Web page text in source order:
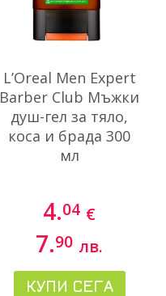
L’Oreal Men Expert
Barber Club Мъжки
душ-гел за тяло,
коса и брада 300
мл
4.04 €
7.90 лв.
КУПИ СЕГА